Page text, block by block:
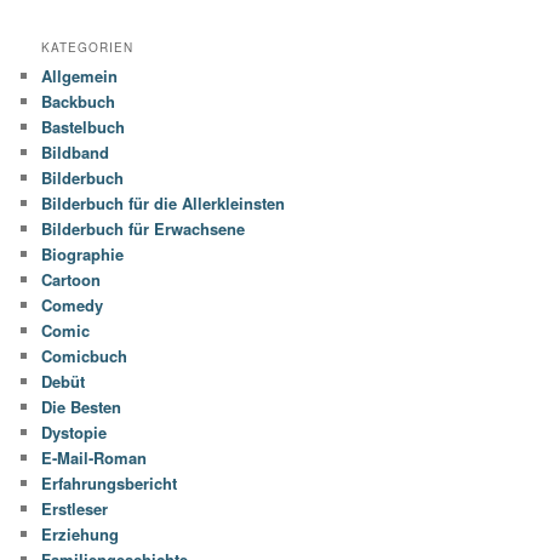
KATEGORIEN
Allgemein
Backbuch
Bastelbuch
Bildband
Bilderbuch
Bilderbuch für die Allerkleinsten
Bilderbuch für Erwachsene
Biographie
Cartoon
Comedy
Comic
Comicbuch
Debüt
Die Besten
Dystopie
E-Mail-Roman
Erfahrungsbericht
Erstleser
Erziehung